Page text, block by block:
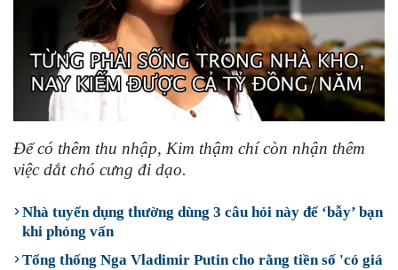
Để có thêm thu nhập, Kim thậm chí còn nhận thêm
việc dắt chó cưng đi dạo.
Nhà tuyển dụng thường dùng 3 câu hỏi này để ‘bẫy’ bạn
khi phỏng vấn
Tổng thống Nga Vladimir Putin cho rằng tiền số 'có giá